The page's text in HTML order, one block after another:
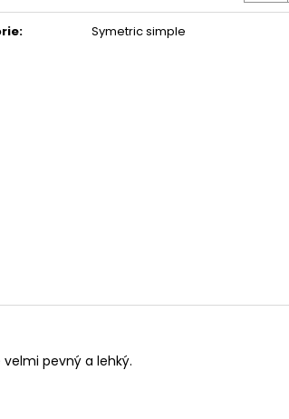
: Symetric simple
velmi pevný a lehký.
PAPÍROVÁ KAPSIČKA S ŘETĚZEM//
BLACK + DARK SILVER